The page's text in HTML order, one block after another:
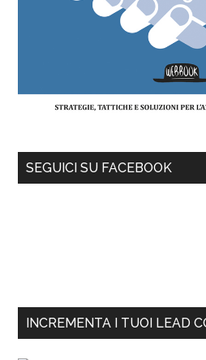
SEGUICI SU FACEBOOK
INCREMENTA I TUOI LEAD